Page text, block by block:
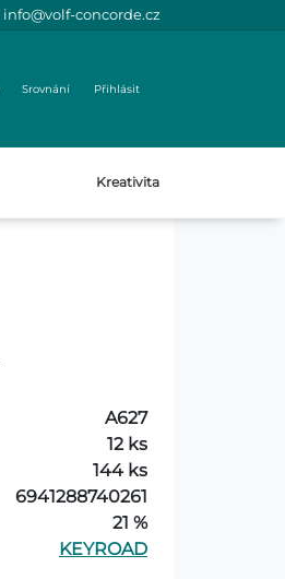
info@volf-concorde.cz
Srovnání Přihlásit
Kreativita
A627
12 ks
144 ks
6941288740261
21 %
KEYROAD